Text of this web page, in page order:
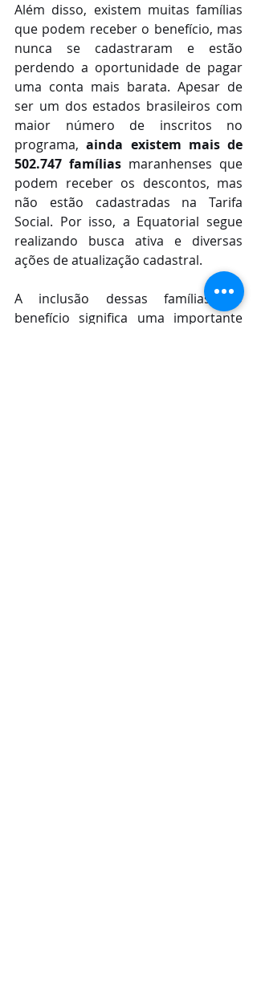
Além disso, existem muitas famílias
que podem receber o benefício, mas
nunca se cadastraram e estão
perdendo a oportunidade de pagar
uma conta mais barata. Apesar de
ser um dos estados brasileiros com
maior número de inscritos no
programa, ainda existem mais de
502.747 famílias maranhenses que
podem receber os descontos, mas
não estão cadastradas na Tarifa
Social. Por isso, a Equatorial segue
realizando busca ativa e diversas
ações de atualização cadastral.
A inclusão dessas famílias no
benefício significa uma importante